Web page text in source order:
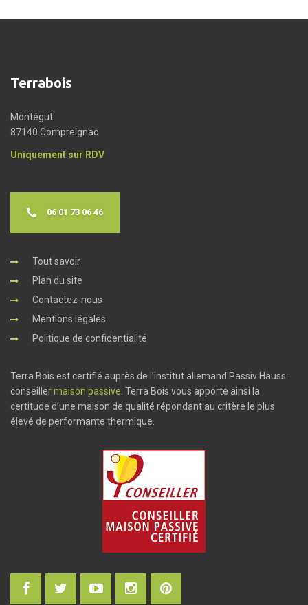
Terrabois
Montégut
87140 Compreignac
Uniquement sur RDV
06 01 73 06 46
Tout savoir
Plan du site
Contactez-nous
Mentions légales
Politique de confidentialité
Terra Bois est certifié auprès de l’institut allemand Passiv Hauss :
conseillermaison passive . Terra Bois vous apporte ainsi la
certitude d’une maison de qualité répondant au critère le plus
élevé de performante thermique.